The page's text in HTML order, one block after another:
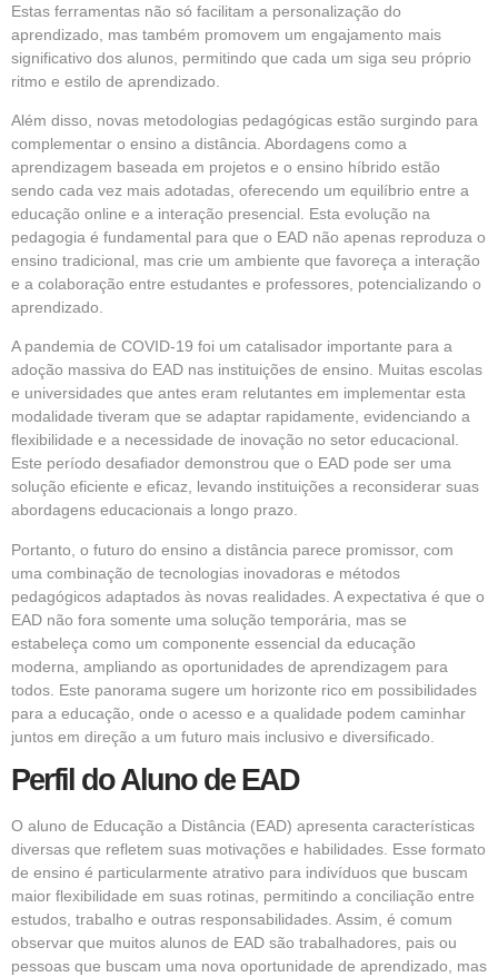
Estas ferramentas não só facilitam a personalização do
aprendizado, mas também promovem um engajamento mais
significativo dos alunos, permitindo que cada um siga seu próprio
ritmo e estilo de aprendizado.
Além disso, novas metodologias pedagógicas estão surgindo para
complementar o ensino a distância. Abordagens como a
aprendizagem baseada em projetos e o ensino híbrido estão
sendo cada vez mais adotadas, oferecendo um equilíbrio entre a
educação online e a interação presencial. Esta evolução na
pedagogia é fundamental para que o EAD não apenas reproduza o
ensino tradicional, mas crie um ambiente que favoreça a interação
e a colaboração entre estudantes e professores, potencializando o
aprendizado.
A pandemia de COVID-19 foi um catalisador importante para a
adoção massiva do EAD nas instituições de ensino. Muitas escolas
e universidades que antes eram relutantes em implementar esta
modalidade tiveram que se adaptar rapidamente, evidenciando a
flexibilidade e a necessidade de inovação no setor educacional.
Este período desafiador demonstrou que o EAD pode ser uma
solução eficiente e eficaz, levando instituições a reconsiderar suas
abordagens educacionais a longo prazo.
Portanto, o futuro do ensino a distância parece promissor, com
uma combinação de tecnologias inovadoras e métodos
pedagógicos adaptados às novas realidades. A expectativa é que o
EAD não fora somente uma solução temporária, mas se
estabeleça como um componente essencial da educação
moderna, ampliando as oportunidades de aprendizagem para
todos. Este panorama sugere um horizonte rico em possibilidades
para a educação, onde o acesso e a qualidade podem caminhar
juntos em direção a um futuro mais inclusivo e diversificado.
Perfil do Aluno de EAD
O aluno de Educação a Distância (EAD) apresenta características
diversas que refletem suas motivações e habilidades. Esse formato
de ensino é particularmente atrativo para indivíduos que buscam
maior flexibilidade em suas rotinas, permitindo a conciliação entre
estudos, trabalho e outras responsabilidades. Assim, é comum
observar que muitos alunos de EAD são trabalhadores, pais ou
pessoas que buscam uma nova oportunidade de aprendizado, mas